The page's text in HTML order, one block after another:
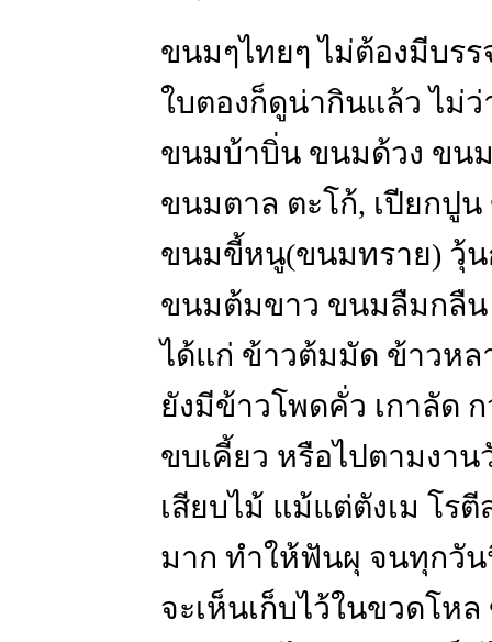
ขนมๆไทยๆ ไม่ต้องมีบร
ใบตองก็ดูน่ากินแล้ว ไม่
ขนมบ้าบิ่น ขนมด้วง ขน
ขนมตาล ตะโก้, เปียกปู
ขนมขี้หนู(ขนมทราย) วุ้
ขนมต้มขาว ขนมลืมกลื
ได้แก่ ข้าวต้มมัด ข้าวหล
ยังมีข้าวโพดคั่ว เกาลัด
ขบเคี้ยว หรือไปตามงา
เสียบไม้ แม้แต่ตังเม โร
มาก ทำให้ฟันผุ จนทุกวัน
จะเห็นเก็บไว้ในขวดโห